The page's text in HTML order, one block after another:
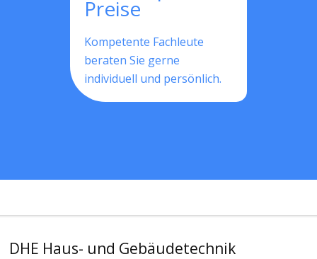
Preise
Kompetente Fachleute
beraten Sie gerne
individuell und persönlich.
DHE Haus- und Gebäudetechnik